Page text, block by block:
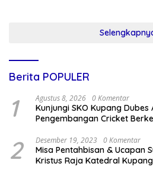
Berita POPULER
1 Agustus 8, 2026 0 Komentar
Kunjungi SKO Kupang
Pengembangan Cricket
2 Desember 19, 2023 0 Komentar
Misa Pentahbisan & Ucapan
Kristus Raja Katedral Kupang